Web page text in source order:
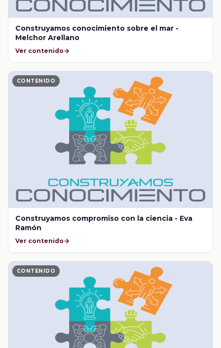
Construyamos conocimiento sobre el mar -
Melchor Arellano
Ver contenido
CONTENIDO
Construyamos compromiso con la ciencia - Eva
Ramón
Ver contenido
CONTENIDO